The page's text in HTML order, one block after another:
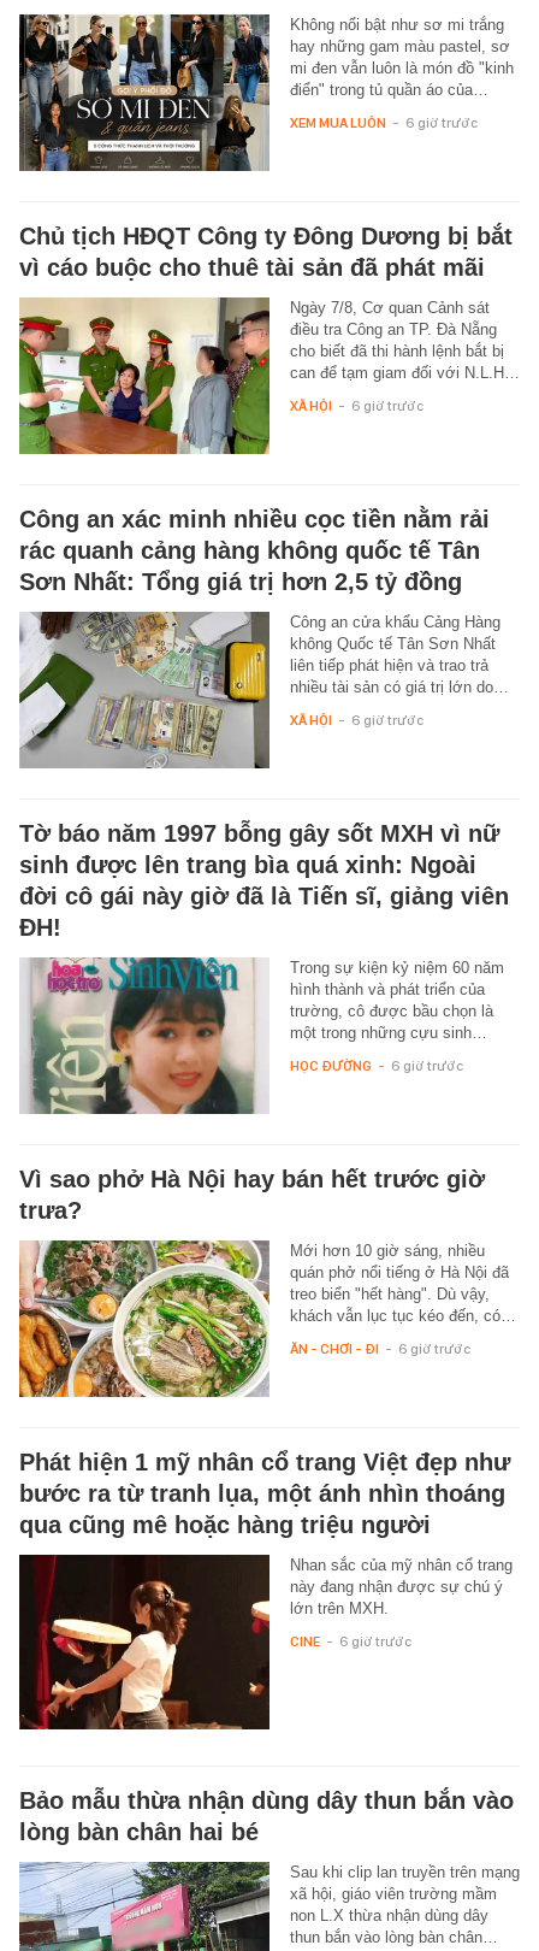
Không nổi bật như sơ mi trắng
hay những gam màu pastel, sơ
mi đen vẫn luôn là món đồ "kinh
điển" trong tủ quần áo của…
XEM MUA LUÔN - 6 giờ trước
Chủ tịch HĐQT Công ty Đông Dương bị bắt
vì cáo buộc cho thuê tài sản đã phát mãi
Ngày 7/8, Cơ quan Cảnh sát
điều tra Công an TP. Đà Nẵng
cho biết đã thi hành lệnh bắt bị
can để tạm giam đối với N.L.H…
XÃ HỘI - 6 giờ trước
Công an xác minh nhiều cọc tiền nằm rải
rác quanh cảng hàng không quốc tế Tân
Sơn Nhất: Tổng giá trị hơn 2,5 tỷ đồng
Công an cửa khẩu Cảng Hàng
không Quốc tế Tân Sơn Nhất
liên tiếp phát hiện và trao trả
nhiều tài sản có giá trị lớn do…
XÃ HỘI - 6 giờ trước
Tờ báo năm 1997 bỗng gây sốt MXH vì nữ
sinh được lên trang bìa quá xinh: Ngoài
đời cô gái này giờ đã là Tiến sĩ, giảng viên
ĐH!
Trong sự kiện kỷ niệm 60 năm
hình thành và phát triển của
trường, cô được bầu chọn là
một trong những cựu sinh…
HỌC ĐƯỜNG - 6 giờ trước
Vì sao phở Hà Nội hay bán hết trước giờ
trưa?
Mới hơn 10 giờ sáng, nhiều
quán phở nổi tiếng ở Hà Nội đã
treo biển "hết hàng". Dù vậy,
khách vẫn lục tục kéo đến, có…
ĂN - CHƠI - ĐI - 6 giờ trước
Phát hiện 1 mỹ nhân cổ trang Việt đẹp như
bước ra từ tranh lụa, một ánh nhìn thoáng
qua cũng mê hoặc hàng triệu người
Nhan sắc của mỹ nhân cổ trang
này đang nhận được sự chú ý
lớn trên MXH.
CINE - 6 giờ trước
Bảo mẫu thừa nhận dùng dây thun bắn vào
lòng bàn chân hai bé
Sau khi clip lan truyền trên mạng
xã hội, giáo viên trường mầm
non L.X thừa nhận dùng dây
thun bắn vào lòng bàn chân…